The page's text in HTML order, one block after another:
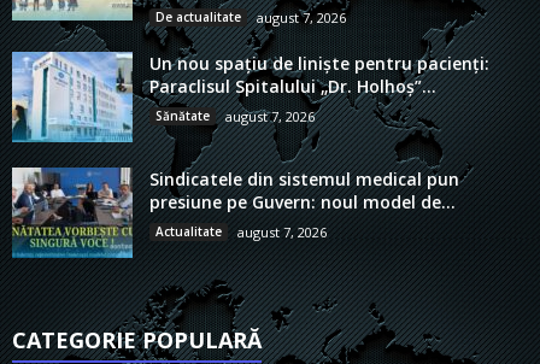
De actualitate august 7, 2026
Un nou spațiu de liniște pentru pacienți:
Paraclisul Spitalului „Dr. Holhoș”...
Sănătate august 7, 2026
Sindicatele din sistemul medical pun
presiune pe Guvern: noul model de...
Actualitate august 7, 2026
CATEGORIE POPULARĂ